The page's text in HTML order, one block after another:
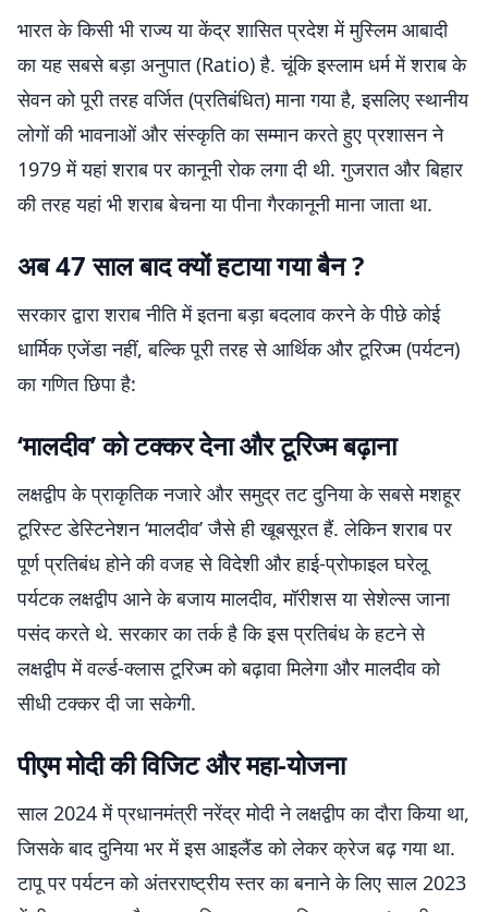
भारत के किसी भी राज्य या केंद्र शासित प्रदेश में मुस्लिम आबादी
का यह सबसे बड़ा अनुपात (Ratio) है. चूंकि इस्लाम धर्म में शराब के
सेवन को पूरी तरह वर्जित (प्रतिबंधित) माना गया है, इसलिए स्थानीय
लोगों की भावनाओं और संस्कृति का सम्मान करते हुए प्रशासन ने
1979 में यहां शराब पर कानूनी रोक लगा दी थी. गुजरात और बिहार
की तरह यहां भी शराब बेचना या पीना गैरकानूनी माना जाता था.
अब 47 साल बाद क्यों हटाया गया बैन ?
सरकार द्वारा शराब नीति में इतना बड़ा बदलाव करने के पीछे कोई
धार्मिक एजेंडा नहीं, बल्कि पूरी तरह से आर्थिक और टूरिज्म (पर्यटन)
का गणित छिपा है:
‘मालदीव’ को टक्कर देना और टूरिज्म बढ़ाना
लक्षद्वीप के प्राकृतिक नजारे और समुद्र तट दुनिया के सबसे मशहूर
टूरिस्ट डेस्टिनेशन ‘मालदीव’ जैसे ही खूबसूरत हैं. लेकिन शराब पर
पूर्ण प्रतिबंध होने की वजह से विदेशी और हाई-प्रोफाइल घरेलू
पर्यटक लक्षद्वीप आने के बजाय मालदीव, मॉरीशस या सेशेल्स जाना
पसंद करते थे. सरकार का तर्क है कि इस प्रतिबंध के हटने से
लक्षद्वीप में वर्ल्ड-क्लास टूरिज्म को बढ़ावा मिलेगा और मालदीव को
सीधी टक्कर दी जा सकेगी.
पीएम मोदी की विजिट और महा-योजना
साल 2024 में प्रधानमंत्री नरेंद्र मोदी ने लक्षद्वीप का दौरा किया था,
जिसके बाद दुनिया भर में इस आइलैंड को लेकर क्रेज बढ़ गया था.
टापू पर पर्यटन को अंतरराष्ट्रीय स्तर का बनाने के लिए साल 2023